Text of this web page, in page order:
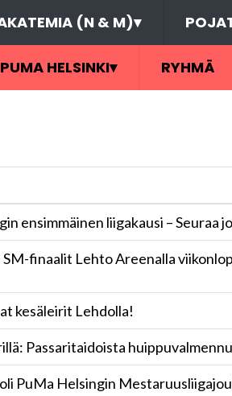
(N & M)▾
PUMA HELSINKI▾ RYHMÄ
ensimmäinen liigakausi – Seuraa
finaalit Lehto Areenalla
kesäleirit Lehdolla!
Passaritaidoista
PuMa Helsingin